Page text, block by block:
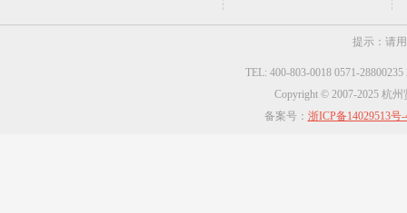
提示：请
TEL: 400-803-0018 0571-
Copyright © 2007-2025 杭
备案号： 浙ICP备14029513号-